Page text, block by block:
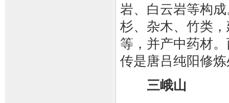
岩、白云岩等构
杉、杂木、竹类
等，并产中药材
传是唐吕纯阳修
三峨山